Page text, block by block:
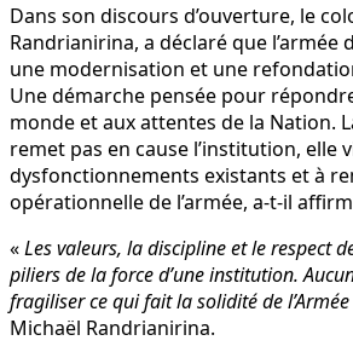
Dans son discours d’ouverture, le
Randrianirina, a déclaré que l’armée
une modernisation et une
Une démarche pensée pour
monde et aux attentes de la Nation.
remet pas en cause l’institution, elle
dysfonctionnements existants et à
opérationnelle de l’armée, a-t-il
«Les valeurs, la discipline et le respect
piliers de la force d’une institution.
fragiliser ce qui fait la solidité de
Michaël Randrianirina.